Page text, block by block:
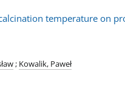
temperature on
; Kowalik, Paweł